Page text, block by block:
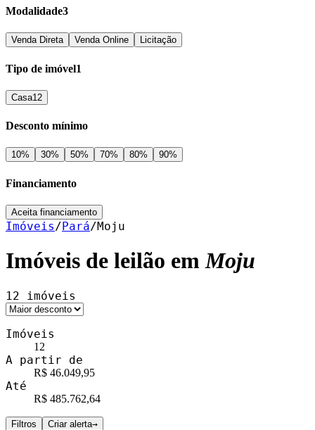
Modalidade3
Venda Direta Venda Online Licitação
Tipo de imóvel1
Casa12
Desconto mínimo
10% 30% 50% 70% 80% 90%
Financiamento
Aceita financiamento
Imóveis/Pará/Moju
Imóveis de leilão emMoju
12 imóveis
Imóveis
12
A partir de
R$ 46.049,95
Até
R$ 485.762,64
Filtros Criar alerta→